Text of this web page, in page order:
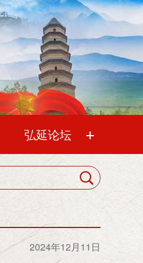
弘延论坛 +
新会刊
、压倒一切困
搞社会主义建
2024年12月11日